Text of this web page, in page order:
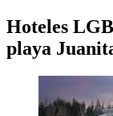
Hoteles
playa